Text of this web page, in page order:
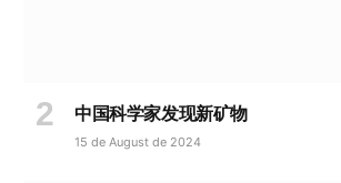
中国科学家发现新矿物
15 de August de 2024